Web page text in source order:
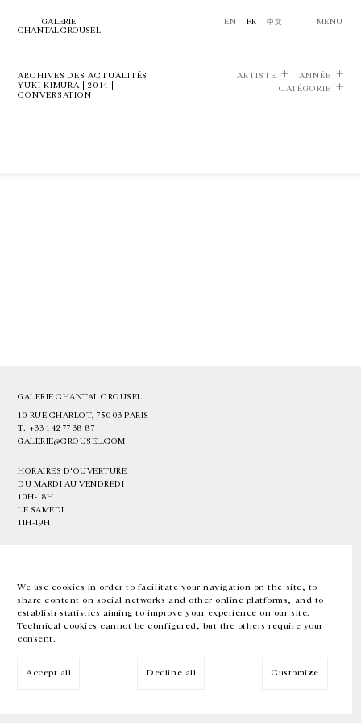
We use cookies in order to facilitate your navigation on the site, to
share content on social networks and other online platforms, and to
establish statistics aiming to improve your experience on our site.
Technical cookies cannot be configured, but the others require your
consent.
Accept all Decline all Customize
GALERIE
CHANTAL CROUSEL
EN FR 中文 MENU
ARCHIVES DES ACTUALITÉS
YUKI KIMURA | 2014 |
CONVERSATION
ARTISTE
ANNÉE
CATÉGORIE
GALERIE CHANTAL CROUSEL
10 RUE CHARLOT, 75003 PARIS
T. +33 1 42 77 38 87
GALERIE@CROUSEL.COM
HORAIRES D'OUVERTURE
DU MARDI AU VENDREDI
10H-18H
LE SAMEDI
11H-19H
EN FR 中文 Facebook Instagram
Inscrivez-vous à notre newsletter